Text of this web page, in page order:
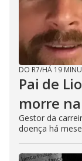
DO R7/HÁ 19
Pai de
morre
Gestor da
doença há